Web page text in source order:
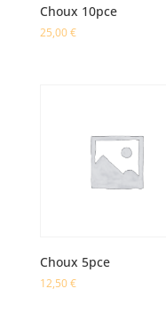
Choux 10pce
25,00€
Choux 5pce
12,50€